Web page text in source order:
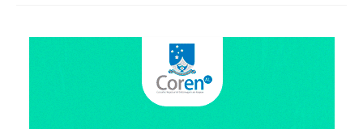
Transparência e Prestação de Contas
Eleições Triênio 2027-2029